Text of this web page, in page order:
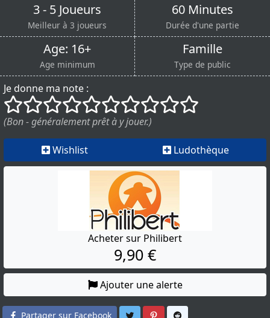
3 - 5 Joueurs
Meilleur à 3 joueurs
60 Minutes
Durée d'une partie
Age: 16+
Age minimum
Famille
Type de public
Je donne ma note :
()
() () () () () () () ()
()
(Bon - généralement prêt à y jouer.)
Wishlist Ludothèque
Acheter sur Philibert
9,90 €
Ajouter une alerte
Partager sur Facebook Partager sur Twitter
Partager sur Pinterest